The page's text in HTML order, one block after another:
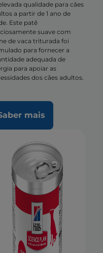
qualidade para cães
a partir de 1 ano de
Este patê
suave com
de vaca triturada foi
para fornecer a
adequada de
para apoiar as
dos cães adultos.
mais